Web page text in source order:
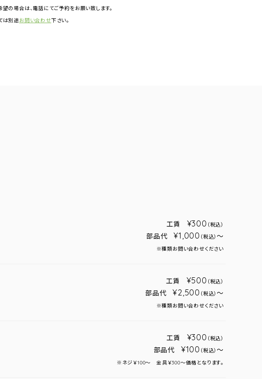
の場合は、電話にてご予約をお願い致します。
は別途お問い合わせ下さい。
工賃 ¥300 （税込）
部品代 ¥1,000 （税込）～
※種類お問い合わせください
工賃 ¥500 （税込）
部品代 ¥2,500 （税込）～
※種類お問い合わせください
工賃 ¥300 （税込）
部品代 ¥100 （税込）～
※ネジ￥100～ 金具￥300～価格となります。